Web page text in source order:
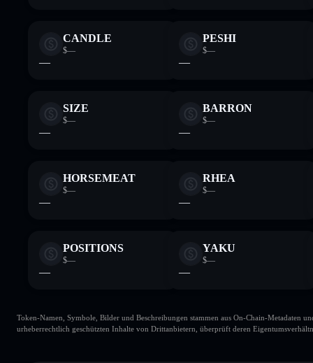
CANDLE
$—
—
PESHI
$—
—
SIZE
$—
—
BARRON
$—
—
HORSEMEAT
$—
—
RHEA
$—
—
POSITIONS
$—
—
YAKU
$—
—
Token-Namen, Symbole, Bilder und Beschreibungen stammen aus On-Chain-Metadaten
urheberrechtlich geschützten Inhalte von Drittanbietern, überprüft deren